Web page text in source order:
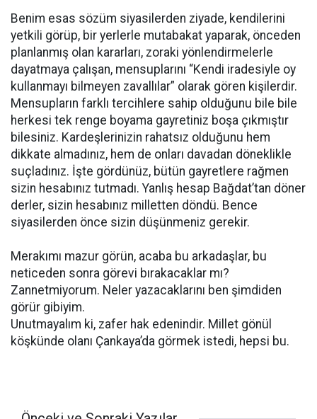
Benim esas sözüm siyasilerden ziyade, kendilerini
yetkili görüp, bir yerlerle mutabakat yaparak, önceden
planlanmış olan kararları, zoraki yönlendirmelerle
dayatmaya çalışan, mensuplarını “Kendi iradesiyle oy
kullanmayı bilmeyen zavallılar” olarak gören kişilerdir.
Mensupların farklı tercihlere sahip olduğunu bile bile
herkesi tek renge boyama gayretiniz boşa çıkmıştır
bilesiniz. Kardeşlerinizin rahatsız olduğunu hem
dikkate almadınız, hem de onları davadan döneklikle
suçladınız. İşte gördünüz, bütün gayretlere rağmen
sizin hesabınız tutmadı. Yanlış hesap Bağdat’tan döner
derler, sizin hesabınız milletten döndü. Bence
siyasilerden önce sizin düşünmeniz gerekir.
Merakımı mazur görün, acaba bu arkadaşlar, bu
neticeden sonra görevi bırakacaklar mı?
Zannetmiyorum. Neler yazacaklarını ben şimdiden
görür gibiyim.
Unutmayalım ki, zafer hak edenindir. Millet gönül
köşkünde olanı Çankaya’da görmek istedi, hepsi bu.